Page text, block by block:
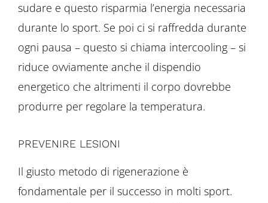
sudare e questo risparmia l’energia necessaria
durante lo sport. Se poi ci si raffredda durante
ogni pausa – questo si chiama intercooling – si
riduce ovviamente anche il dispendio
energetico che altrimenti il ​​corpo dovrebbe
produrre per regolare la temperatura.
PREVENIRE LESIONI
Il giusto metodo di rigenerazione è
fondamentale per il successo in molti sport.